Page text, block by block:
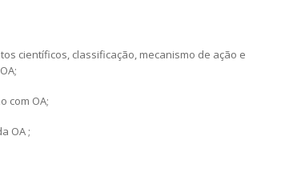
científicos, classificação, mecanismo de ação e
com OA;
OA ;